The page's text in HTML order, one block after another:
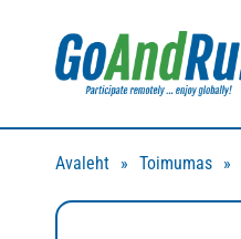
Avaleht Toimumas